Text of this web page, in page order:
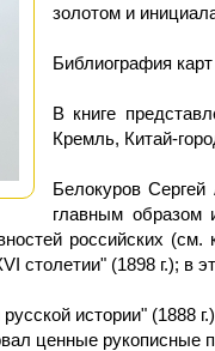
золотом и
Библиография
В книге
Кремль, Китай-
Белокуров
главным образом
российских
столетии" (1898 г.);
истории" (1888
ценные рукописные